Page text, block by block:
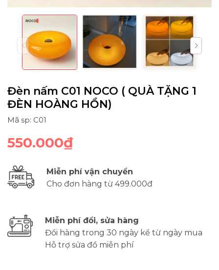
Đèn nấm C01 NOCO ( QUÀ TẶNG 1
ĐÈN HOÀNG HỒN)
Mã sp: C01
550.000₫
Miễn phí vận chuyển
Cho đơn hàng từ 499.000đ
Miễn phí đổi, sửa hàng
Đổi hàng trong 30 ngày kể từ ngày mua
Hỗ trợ sửa đồ miễn phí